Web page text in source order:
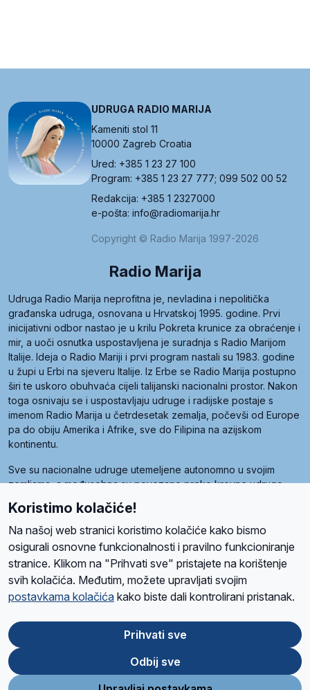
UDRUGA RADIO MARIJA
Kameniti stol 11
10000 Zagreb Croatia
Ured: +385 1 23 27 100
Program: +385 1 23 27 777; 099 502 00 52
Redakcija: +385 1 2327000
e-pošta: info@radiomarija.hr
Copyright © Radio Marija 1997-2026
Radio Marija
Udruga Radio Marija neprofitna je, nevladina i nepolitička
građanska udruga, osnovana u Hrvatskoj 1995. godine. Prvi
inicijativni odbor nastao je u krilu Pokreta krunice za obraćenje i
mir, a uoči osnutka uspostavljena je suradnja s Radio Marijom
Italije. Ideja o Radio Mariji i prvi program nastali su 1983. godine
u župi u Erbi na sjeveru Italije. Iz Erbe se Radio Marija postupno
širi te uskoro obuhvaća cijeli talijanski nacionalni prostor. Nakon
toga osnivaju se i uspostavljaju udruge i radijske postaje s
imenom Radio Marija u četrdesetak zemalja, počevši od Europe
pa do obiju Amerika i Afrike, sve do Filipina na azijskom
kontinentu.
Sve su nacionalne udruge utemeljene autonomno u svojim
zemljama, a međusobna su povezane preko krovne udruge
Radio Maria). Svjetsku obitelj utemeljilo je sedam članica, među
kojima je i hrvatska Udruga Radio Marija.
O namaRadio ProgramVolonteriPrijateljiKontaktPravila privatnosti
Ova stranica je zaštićena Google reCAPTCHA sustavom
Store
Google
Play
Koristimo kolačiće!
Na našoj web stranici koristimo kolačiće kako bismo
osigurali osnovne funkcionalnosti i pravilno funkcioniranje
stranice. Klikom na "Prihvati sve" pristajete na korištenje
svih kolačića. Međutim, možete upravljati svojim
postavkama kolačića kako biste dali kontrolirani pristanak.
Prihvati sve
Odbij sve